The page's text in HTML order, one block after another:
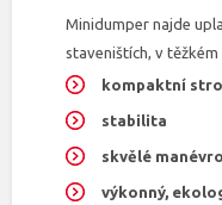
Minidumper najde
staveništích, v
kompaktní
stabilita
skvělé
výkonný,